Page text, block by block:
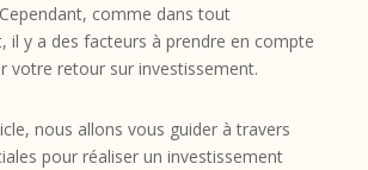
comme dans tout
il y a des facteurs à prendre en compte
votre retour sur investissement.
nous allons vous guider à travers
pour réaliser un investissement